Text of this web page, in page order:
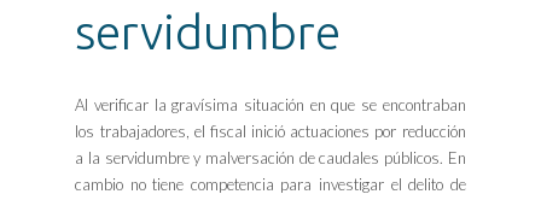
servidumbre
Al verificar la gravísima situación en que se encontraban
los trabajadores, el fiscal inició actuaciones por reducción
a la servidumbre y malversación de caudales públicos. En
cambio no tiene competencia para investigar el delito de